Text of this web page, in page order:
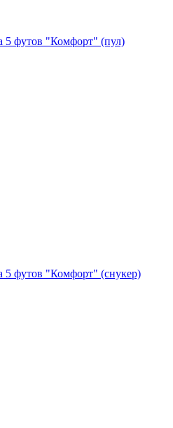
5 футов "Комфорт" (пул)
5 футов "Комфорт" (снукер)